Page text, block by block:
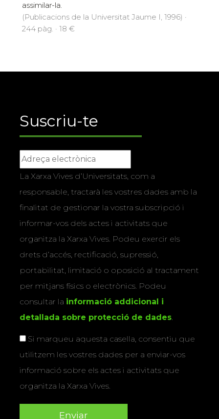
assimilar-la.
(Publicacions de la Universitat Jaume I, 1996) ·
244 pàg. · 18 €
Suscriu-te
La Xarxa Vives d’Universitats, com a
responsable, tractarà les vostres dades amb la
finalitat de gestionar la vostra subscripció i
informar-vos dels actes i activitats que
organitza la Xarxa Vives. Podeu exercir els
drets d’accés, rectificació, supressió,
portabilitat, limitació o oposició al tractament
per mitjans físics o electrònics. Podeu
consultar la informació addicional i
detallada sobre protecció de dades.
Si marqueu aquesta casella, consentiu que
utilitzem les vostres dades per a enviar-vos
informació sobre els actes i activitats que
organitza la Xarxa Vives.